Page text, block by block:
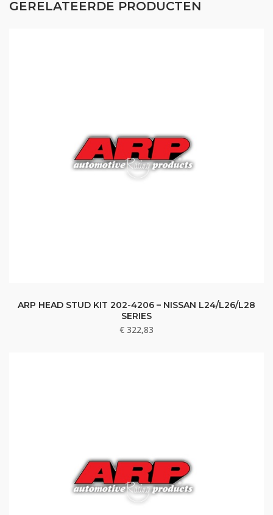
GERELATEERDE PRODUCTEN
ARP HEAD STUD KIT 202-4206 – NISSAN L24/L26/L28
SERIES
€ 322,83